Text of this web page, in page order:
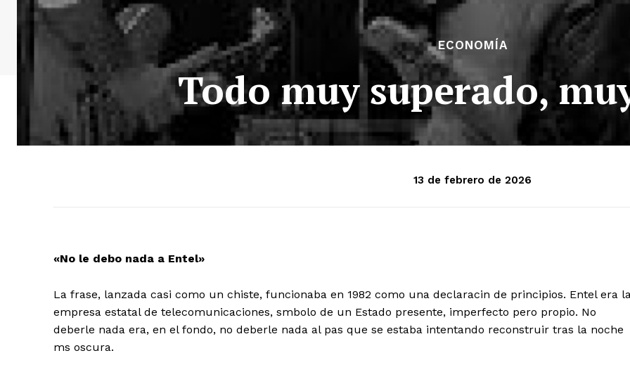
ECONOMÍA
Todo muy superado,
13 de febrero de 2026
«No le debo nada a Entel»
La frase, lanzada casi como un chiste, funcionaba en 1982 como una declaracin de principios. Entel era
empresa estatal de telecomunicaciones, smbolo de un Estado presente, imperfecto pero propio. No
deberle nada era, en el fondo, no deberle nada al pas que se estaba intentando reconstruir tras la noche
ms oscura.